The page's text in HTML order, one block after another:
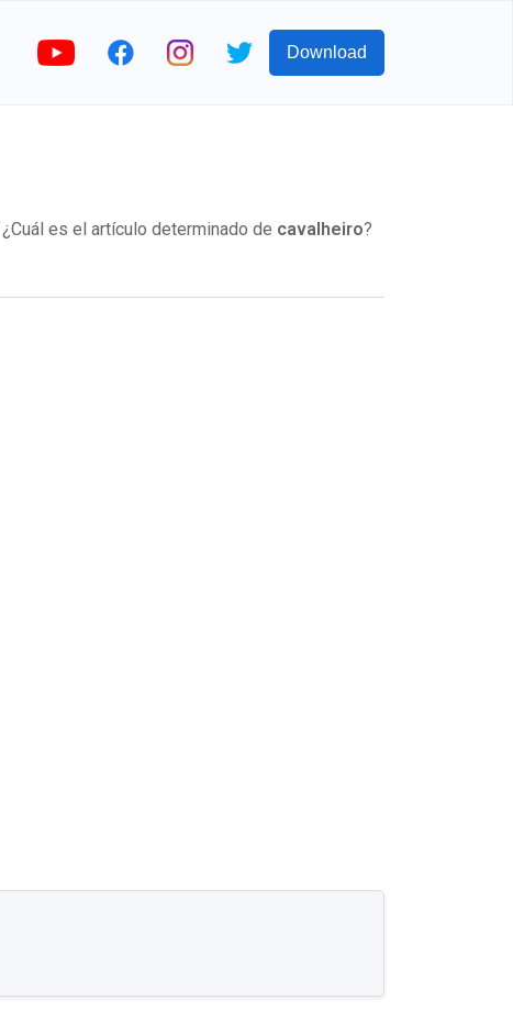
Download
es el artículo determinado de cavalheiro?